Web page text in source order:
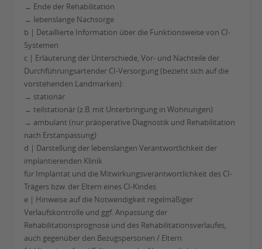
→ Ende der Rehabilitation
→ lebenslange Nachsorge
b | Detaillierte Information über die Funktionsweise von CI-
Systemen
c | Erläuterung der Unterschiede, Vor- und Nachteile der
Durchführungsartender CI-Versorgung (bezieht sich auf die
vorstehenden Landmarken):
→ stationär
→ teilstationär (z.B. mit Unterbringung in Wohnungen)
→ ambulant (nur präoperative Diagnostik und Rehabilitation
nach Erstanpassung)
d | Darstellung der lebenslangen Verantwortlichkeit der
implantierenden Klinik
für Implantat und die Mitwirkungsverantwortlichkeit des CI-
Trägers bzw. der Eltern eines CI-Kindes
e | Hinweise auf die Notwendigkeit regelmäßiger
Verlaufskontrolle und ggf. Anpassung der
Rehabilitationsprognose und des Rehabilitationsverlaufes,
auch gegenüber den Bezugspersonen / Eltern